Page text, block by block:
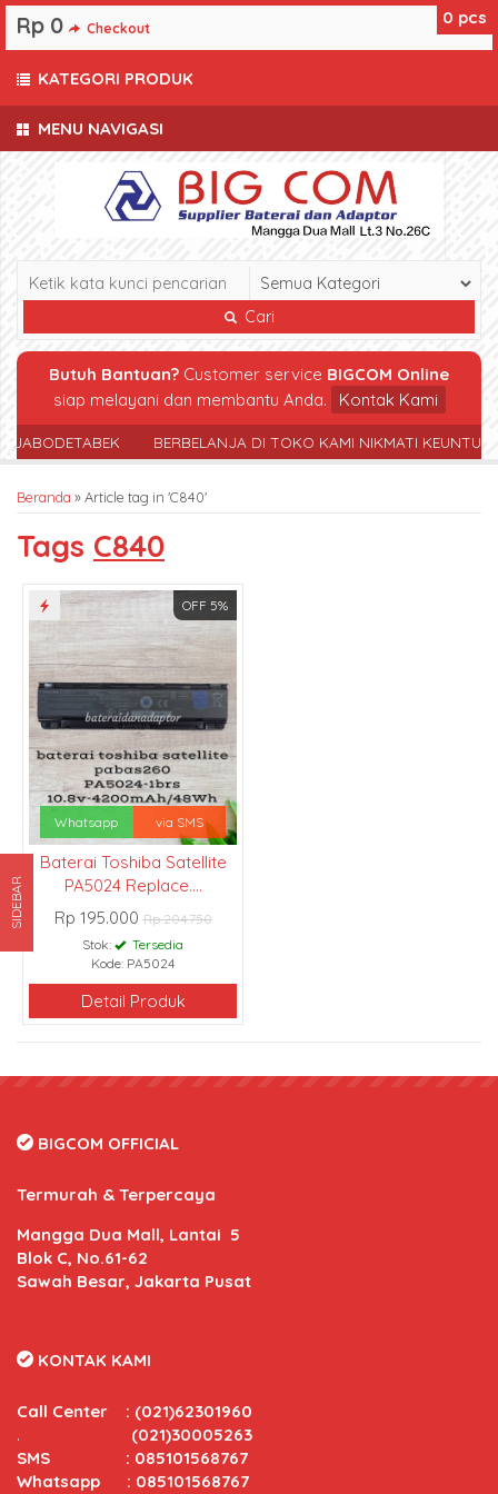
MENU NAVIGASI
Cari
Butuh Bantuan? Customer service BIGCOM Online
siap melayani dan membantu Anda.
Kontak Kami
JABODETABEK BERBELANJA DI TOKO KAMI NIKMATI
Beranda »Article tag in 'C840'
Tags C840
OFF 5%
Whatsapp via SMS
Baterai Toshiba Satellite
PA5024 Replace....
Rp 195.000Rp 204.750
Stok:
Tersedia
Kode: PA5024
Detail Produk
0 pcs
Rp 0 Checkout
KATEGORI PRODUK
SIDEBAR
BIGCOM OFFICIAL
Termurah & Terpercaya
Mangga Dua Mall, Lantai 5
Blok C, No.61-62
Sawah Besar, Jakarta Pusat
KONTAK KAMI
Call Center : (021)62301960
. (021)30005263
SMS : 085101568767
Whatsapp : 085101568767